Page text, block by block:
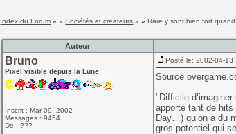
Index du Forum » »Sociétés et créateurs » »Rare y sont bien fort quand
Auteur
Bruno
Pixel visible depuis la Lune
Inscrit : Mar 09, 2002
Messages : 9454
De : ???
Posté le: 2002-04-13
Source
"Difficile
apporté tant de hits
Day…) qu’on a du
gros potentiel qui